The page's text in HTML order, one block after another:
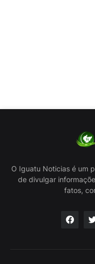
O Iguatu Noticias é um
de divulgar
fatos,